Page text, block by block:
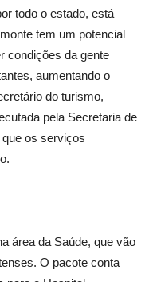
todo o estado, está
tem um potencial
condições da gente
aumentando o
do turismo,
pela Secretaria de
os serviços
área da Saúde, que vão
O pacote conta